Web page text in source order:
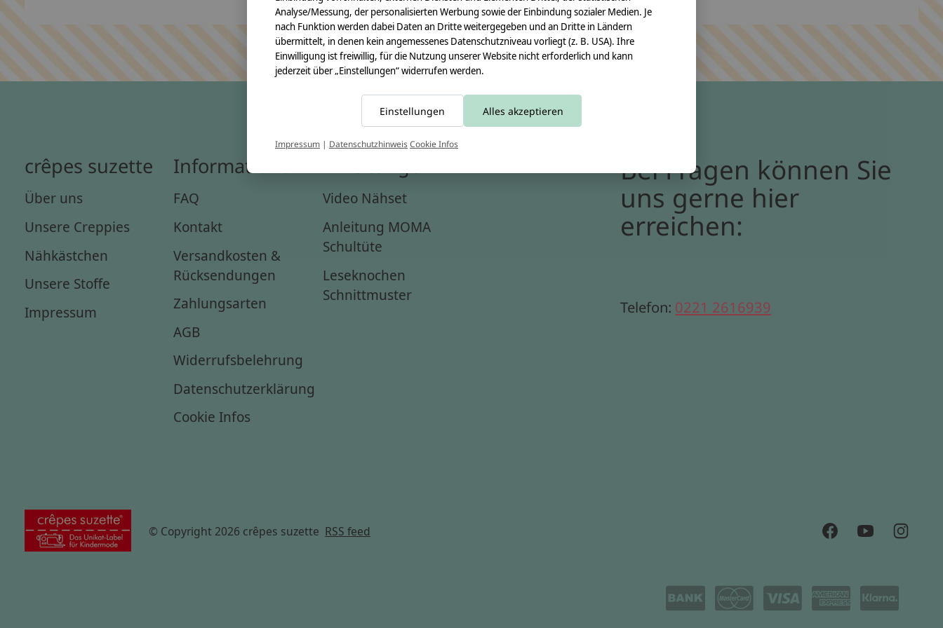
crêpes suzette
Über uns
Unsere Creppies
Nähkästchen
Unsere Stoffe
Impressum
Informationen
FAQ
Kontakt
Versandkosten &
Rücksendungen
Zahlungsarten
AGB
Widerrufsbelehrung
Datenschutzerklärung
Cookie Infos
Video Nähset
Anleitung MOMA
Schultüte
Leseknochen
Schnittmuster
Bei Fragen können Sie
uns gerne hier
erreichen:
Telefon: 0221 2616939
© Copyright 2026 crêpes suzette RSS feed
Analyse/Messung, der personalisierten Werbung sowie der Einbindung sozialer Medien. Je
nach Funktion werden dabei Daten an Dritte weitergegeben und an Dritte in Ländern
übermittelt, in denen kein angemessenes Datenschutzniveau vorliegt (z. B. USA). Ihre
Einwilligung ist freiwillig, für die Nutzung unserer Website nicht erforderlich und kann
jederzeit über „Einstellungen“ widerrufen werden.
Einstellungen Alles akzeptieren
Impressum | DatenschutzhinweisCookie Infos